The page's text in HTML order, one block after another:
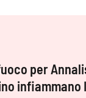
per
infiammano